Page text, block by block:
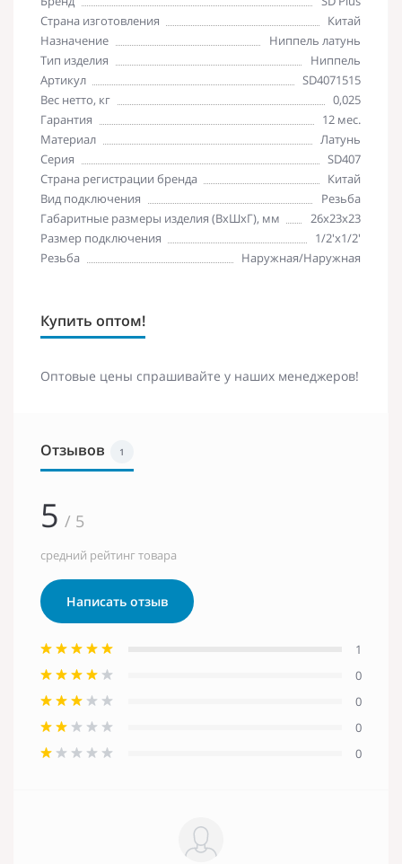
Страна изготовления
Китай
Назначение
Ниппель латунь
Тип изделия
Ниппель
Артикул
SD4071515
Вес нетто, кг
0,025
Гарантия
12 мес.
Материал
Латунь
Серия
SD407
Страна регистрации бренда
Китай
Вид подключения
Резьба
Габаритные размеры изделия (ВхШхГ), мм
26х23х23
Размер подключения
1/2'х1/2'
Резьба
Наружная/Наружная
Купить оптом!
Оптовые цены спрашивайте у наших менеджеров!
Отзывов 1
5 / 5
средний рейтинг товара
Написать отзыв
1
0
0
0
0